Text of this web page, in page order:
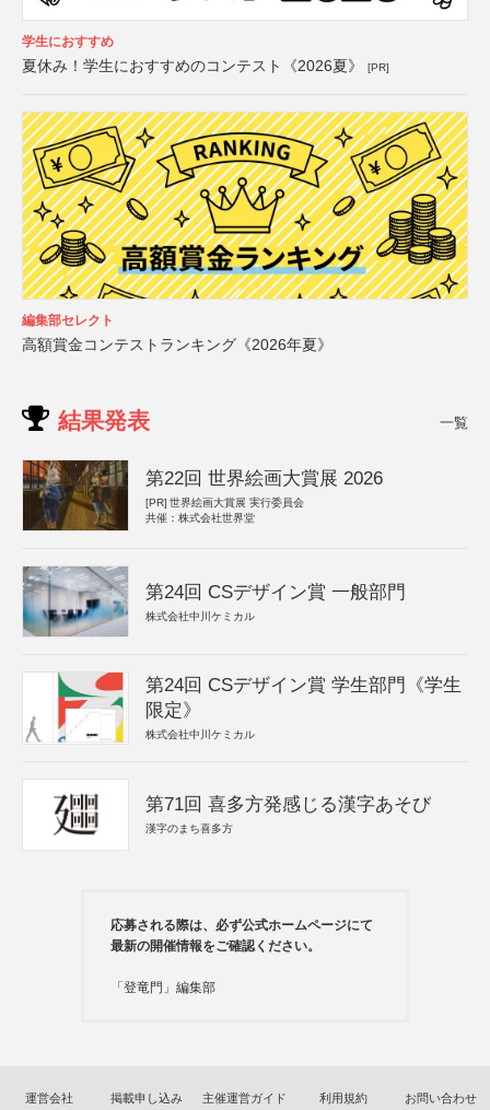
学生におすすめ
夏休み！学生におすすめのコンテスト《2026夏》 [PR]
編集部セレクト
高額賞金コンテストランキング《2026年夏》
結果発表 一覧
第22回 世界絵画大賞展 2026
[PR] 世界絵画大賞展 実行委員会
共催：株式会社世界堂
第24回 CSデザイン賞 一般部門
株式会社中川ケミカル
第24回 CSデザイン賞 学生部門《学生
限定》
株式会社中川ケミカル
第71回 喜多方発感じる漢字あそび
漢字のまち喜多方
応募される際は、必ず公式ホームページにて
最新の開催情報をご確認ください。
「登竜門」編集部
運営会社 掲載申し込み 主催運営ガイド 利用規約 お問い合わせ